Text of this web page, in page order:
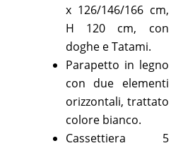
x 126/146/166 cm,
H 120 cm, con
doghe e Tatami.
Parapetto in legno
con due elementi
orizzontali, trattato
colore bianco.
Cassettiera 5